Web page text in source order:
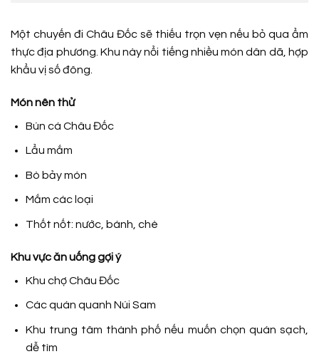
Một chuyến đi Châu Đốc sẽ thiếu trọn vẹn nếu bỏ qua ẩm
thực địa phương. Khu này nổi tiếng nhiều món dân dã, hợp
khẩu vị số đông.
Món nên thử
Bún cá Châu Đốc
Lẩu mắm
Bò bảy món
Mắm các loại
Thốt nốt: nước, bánh, chè
Khu vực ăn uống gợi ý
Khu chợ Châu Đốc
Các quán quanh Núi Sam
Khu trung tâm thành phố nếu muốn chọn quán sạch,
dễ tìm